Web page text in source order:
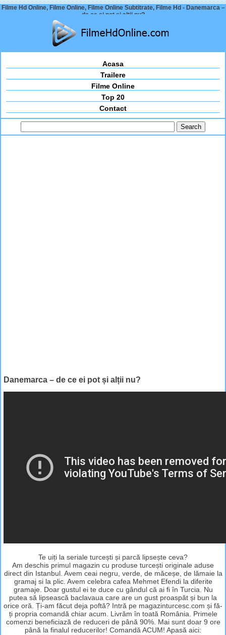
Filme Hd Online, Filme Online, Filme Online Subtitrate, Filme Hd - Danemarca –
de ce ei pot și alții nu?
Acasa
Trailere
Filme Online
Top 20
Contact
Danemarca – de ce ei pot și alții nu?
Te uiți la seriale turcești și parcă lipsește ceva?
Am deschis primul magazin cu produse turcești originale aduse
direct din Istanbul. Avem ceai negru, verde, de măceșe, de lămaie la
gramaj si la plic. Avem celebra cafea Mehmet Efendi la diferite
gramaje. Doar gustul ei te duce cu gândul că ai fi în Turcia. Nu
putea să lipsească baclavaua care are un gust proaspăt și bun la
orice oră. Ți-am făcut deja poftă? Intră pe magazinturcesc.com și fă-
ți propria comandă chiar acum. Livrăm în toată România. Primele
comenzi beneficiază de reduceri de până 90%. Mai sunt doar 9 ore
până la finalul reducerilor! Comandă ACUM! Apasă aici: